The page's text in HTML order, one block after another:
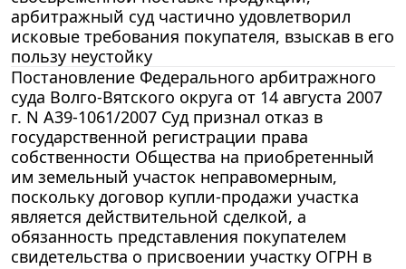
арбитражный суд частично удовлетворил
исковые требования покупателя, взыскав в его
пользу неустойку
Постановление Федерального арбитражного
суда Волго-Вятского округа от 14 августа 2007
г. N А39-1061/2007 Суд признал отказ в
государственной регистрации права
собственности Общества на приобретенный
им земельный участок неправомерным,
поскольку договор купли-продажи участка
является действительной сделкой, а
обязанность представления покупателем
свидетельства о присвоении участку ОГРН в